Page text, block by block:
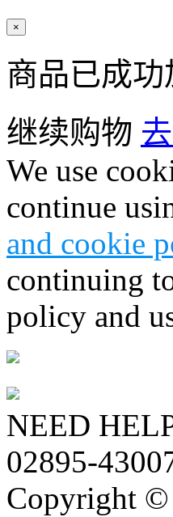
×
商品已成
继续购物
We use
continue
and cookie
continuing
policy and
NEED
02895-
Copyright ©